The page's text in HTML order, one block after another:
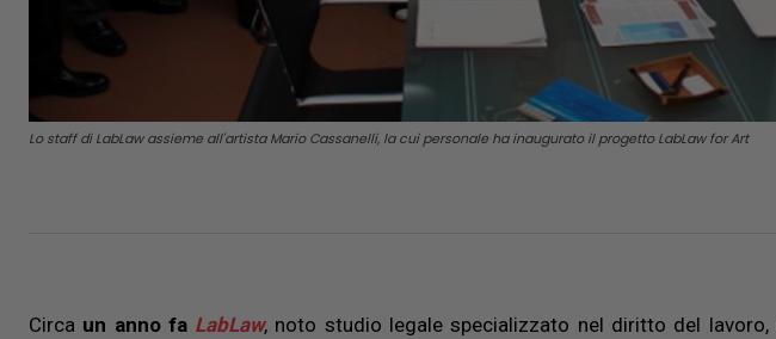
Lo staff di LabLaw assieme all'artista Mario Cassanelli, la cui personale ha inaugurato il progetto LabLaw for Art
Circa un anno fa LabLaw, noto studio legale specializzato nel diritto del lavoro,